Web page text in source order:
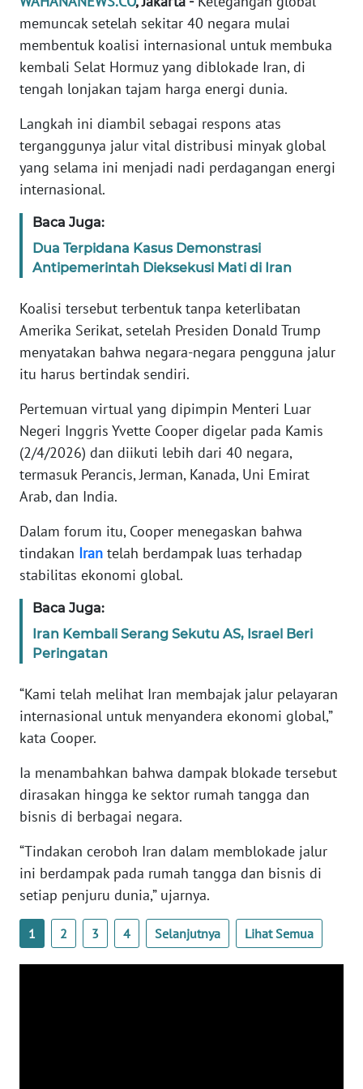
memuncak setelah sekitar 40 negara mulai
membentuk koalisi internasional untuk membuka
kembali Selat Hormuz yang diblokade Iran, di
tengah lonjakan tajam harga energi dunia.
Langkah ini diambil sebagai respons atas
terganggunya jalur vital distribusi minyak global
yang selama ini menjadi nadi perdagangan energi
internasional.
Baca Juga:
Dua Terpidana Kasus Demonstrasi
Antipemerintah Dieksekusi Mati di Iran
Koalisi tersebut terbentuk tanpa keterlibatan
Amerika Serikat, setelah Presiden Donald Trump
menyatakan bahwa negara-negara pengguna jalur
itu harus bertindak sendiri.
Pertemuan virtual yang dipimpin Menteri Luar
Negeri Inggris Yvette Cooper digelar pada Kamis
(2/4/2026) dan diikuti lebih dari 40 negara,
termasuk Perancis, Jerman, Kanada, Uni Emirat
Arab, dan India.
Dalam forum itu, Cooper menegaskan bahwa
tindakan Iran telah berdampak luas terhadap
stabilitas ekonomi global.
Baca Juga:
Iran Kembali Serang Sekutu AS, Israel Beri
Peringatan
“Kami telah melihat Iran membajak jalur pelayaran
internasional untuk menyandera ekonomi global,”
kata Cooper.
Ia menambahkan bahwa dampak blokade tersebut
dirasakan hingga ke sektor rumah tangga dan
bisnis di berbagai negara.
“Tindakan ceroboh Iran dalam memblokade jalur
ini berdampak pada rumah tangga dan bisnis di
setiap penjuru dunia,” ujarnya.
1 2 3 4 Selanjutnya Lihat Semua
Informasi
INDEKS
BERITA
KONTAK
KAMI
IKLAN
TENTANG
SIBER
REDAKSI
KARIR
DISCLAIMER
News
WN
SUMUT
JAKARTA
JABAR
WN
WN
NTT
WN
KEPRI
WN
PAPUA